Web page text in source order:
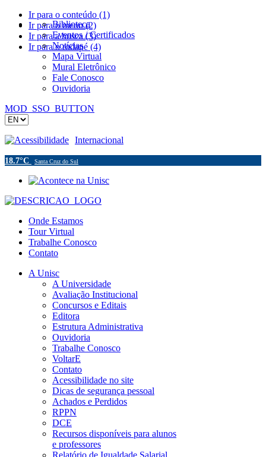
Ir para o conteúdo (1)
Ir para o menu (2)
Ir para a busca (3)
Ir para o rodapé (4)
Biblioteca
Eventos / Certificados
Notícias
Mapa Virtual
Mural Eletrônico
Fale Conosco
Ouvidoria
MOD_SSO_BUTTON
Acessibilidade Internacional
18.7°C Santa Cruz do Sul
Onde Estamos
Tour Virtual
Trabalhe Conosco
Contato
A Unisc
A Universidade
Avaliação Institucional
Concursos e Editais
Editora
Estrutura Administrativa
Ouvidoria
Trabalhe Conosco
VoltarE
Contato
Acessibilidade no site
Dicas de segurança pessoal
Achados e Perdidos
RPPN
DCE
Recursos disponíveis para alunos
e professores
Relatório de Igualdade Salarial